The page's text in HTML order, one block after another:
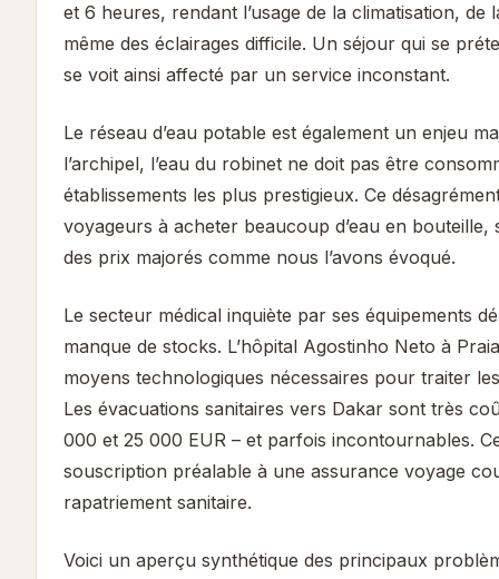
et 6 heures, rendant l’usage de la climatisation, de
même des éclairages difficile. Un séjour qui se
se voit ainsi affecté par un service inconstant.
Le réseau d’eau potable est également un enjeu
l’archipel, l’eau du robinet ne doit pas être
établissements les plus prestigieux. Ce
voyageurs à acheter beaucoup d’eau en bouteille,
des prix majorés comme nous l’avons évoqué.
Le secteur médical inquiète par ses équipements
manque de stocks. L’hôpital Agostinho Neto à
moyens technologiques nécessaires pour traiter
Les évacuations sanitaires vers Dakar sont très
000 et 25 000 EUR – et parfois incontournables.
souscription préalable à une assurance voyage
rapatriement sanitaire.
Voici un aperçu synthétique des principaux